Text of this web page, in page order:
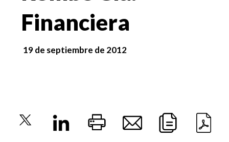
Financiera
19 de septiembre de 2012